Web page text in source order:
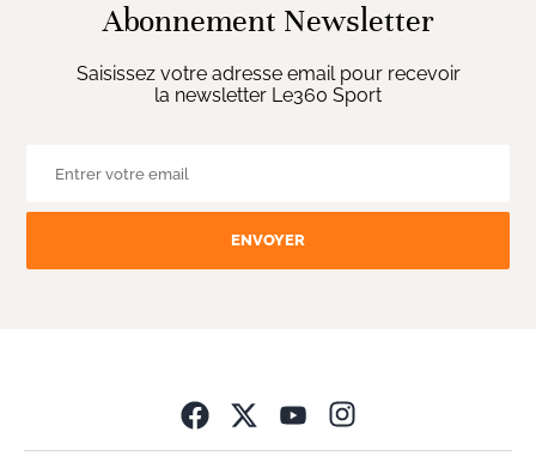
Abonnement Newsletter
Saisissez votre adresse email pour recevoir
la newsletter Le360 Sport
ENVOYER